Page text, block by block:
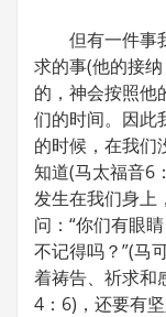
但有一件事我
求的事(他的接
的，神会按照他
们的时间。因此
的时候，在我们
知道(马太福音6
发生在我们身上
问：“你们有眼
不记得吗？”(马
着祷告、祈求和
4：6)，还要有坚